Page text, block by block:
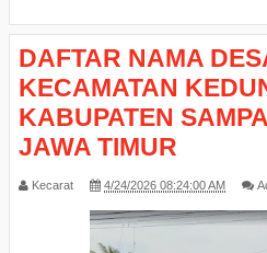
DAFTAR NAMA
KECAMATAN
KABUPATEN
JAWA TIMUR
Kecarat 4/24/2026 08:24:00 AM